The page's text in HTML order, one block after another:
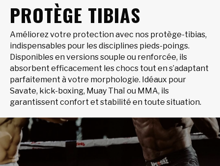
PROTÈGE TIBIAS
Améliorez votre protection avec nos protège-tibias,
indispensables pour les disciplines pieds-poings.
Disponibles en versions souple ou renforcée, ils
absorbent efficacement les chocs tout en s’adaptant
parfaitement à votre morphologie. Idéaux pour
Savate, kick-boxing, Muay Thaï ou MMA, ils
garantissent confort et stabilité en toute situation.